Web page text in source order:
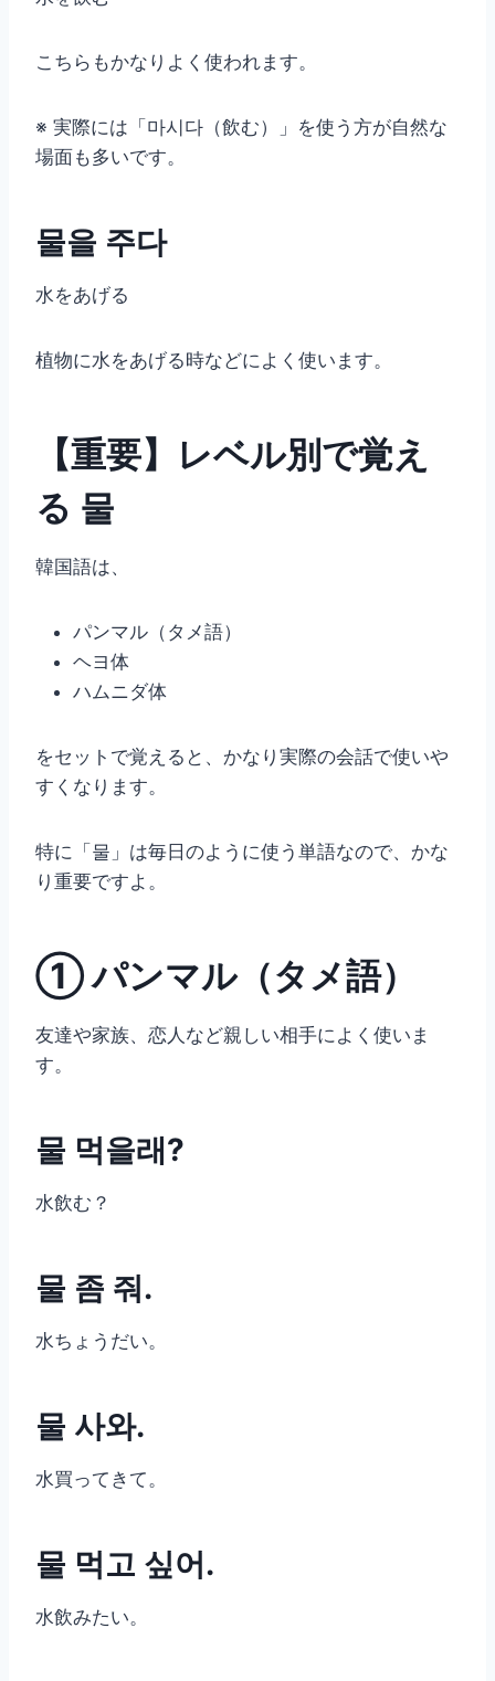
こちらもかなりよく使われます。
※ 実際には「마시다（飲む）」を使う方が自然な
場面も多いです。
물을 주다
水をあげる
植物に水をあげる時などによく使います。
【重要】レベル別で覚え
る 물
韓国語は、
パンマル（タメ語）
ヘヨ体
ハムニダ体
をセットで覚えると、かなり実際の会話で使いや
すくなります。
特に「물」は毎日のように使う単語なので、かな
り重要ですよ。
① パンマル（タメ語）
友達や家族、恋人など親しい相手によく使いま
す。
물 먹을래?
水飲む？
물 좀 줘.
水ちょうだい。
물 사와.
水買ってきて。
물 먹고 싶어.
水飲みたい。